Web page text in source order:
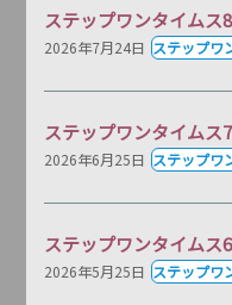
ステップワンタイムス
2026年7月24日 ステップワ
ステップワンタイムス
2026年6月25日 ステップワ
ステップワンタイムス
2026年5月25日 ステップワ